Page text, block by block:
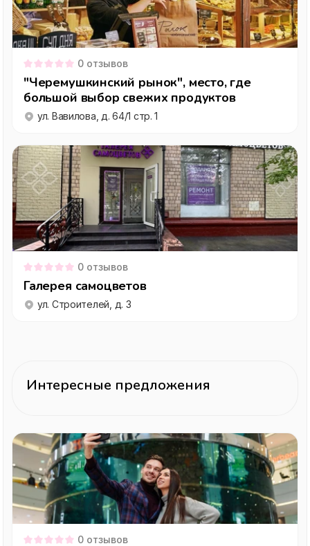
0 отзывов
"Черемушкинский рынок", место, где
большой выбор свежих продуктов
ул. Вавилова, д. 64/1 стр. 1
0 отзывов
Галерея самоцветов
ул. Строителей, д. 3
Интересные предложения
0 отзывов